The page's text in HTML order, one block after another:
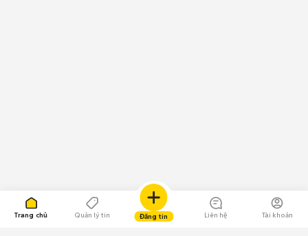
Trang chủ Quản lý tin Đăng tin Liên hệ Tài khoản